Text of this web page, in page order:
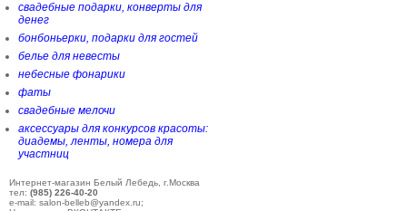
свадебные подарки, конверты для
денег
бонбоньерки, подарки для гостей
белье для невесты
небесные фонарики
фаты
свадебные мелочи
аксессуары для конкурсов красоты:
диадемы, ленты, номера для
участниц
Интернет-магазин Белый Лебедь, г.Москва
тел: (985) 226-40-20
e-mail: salon-belleb@yandex.ru;